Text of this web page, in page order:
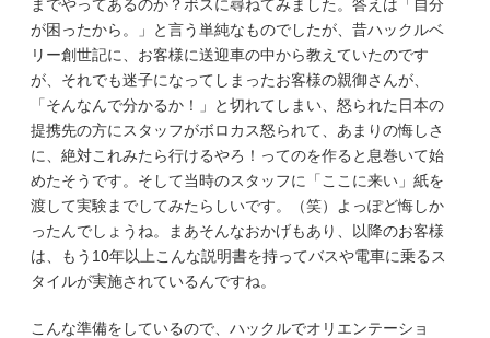
までやってあるのか？ボスに尋ねてみました。答えは「自分
が困ったから。」と言う単純なものでしたが、昔ハックルベ
リー創世記に、お客様に送迎車の中から教えていたのです
が、それでも迷子になってしまったお客様の親御さんが、
「そんなんで分かるか！」と切れてしまい、怒られた日本の
提携先の方にスタッフがボロカス怒られて、あまりの悔しさ
に、絶対これみたら行けるやろ！ってのを作ると息巻いて始
めたそうです。そして当時のスタッフに「ここに来い」紙を
渡して実験までしてみたらしいです。（笑）よっぽど悔しか
ったんでしょうね。まあそんなおかげもあり、以降のお客様
は、もう10年以上こんな説明書を持ってバスや電車に乗るス
タイルが実施されているんですね。
こんな準備をしているので、ハックルでオリエンテーショ